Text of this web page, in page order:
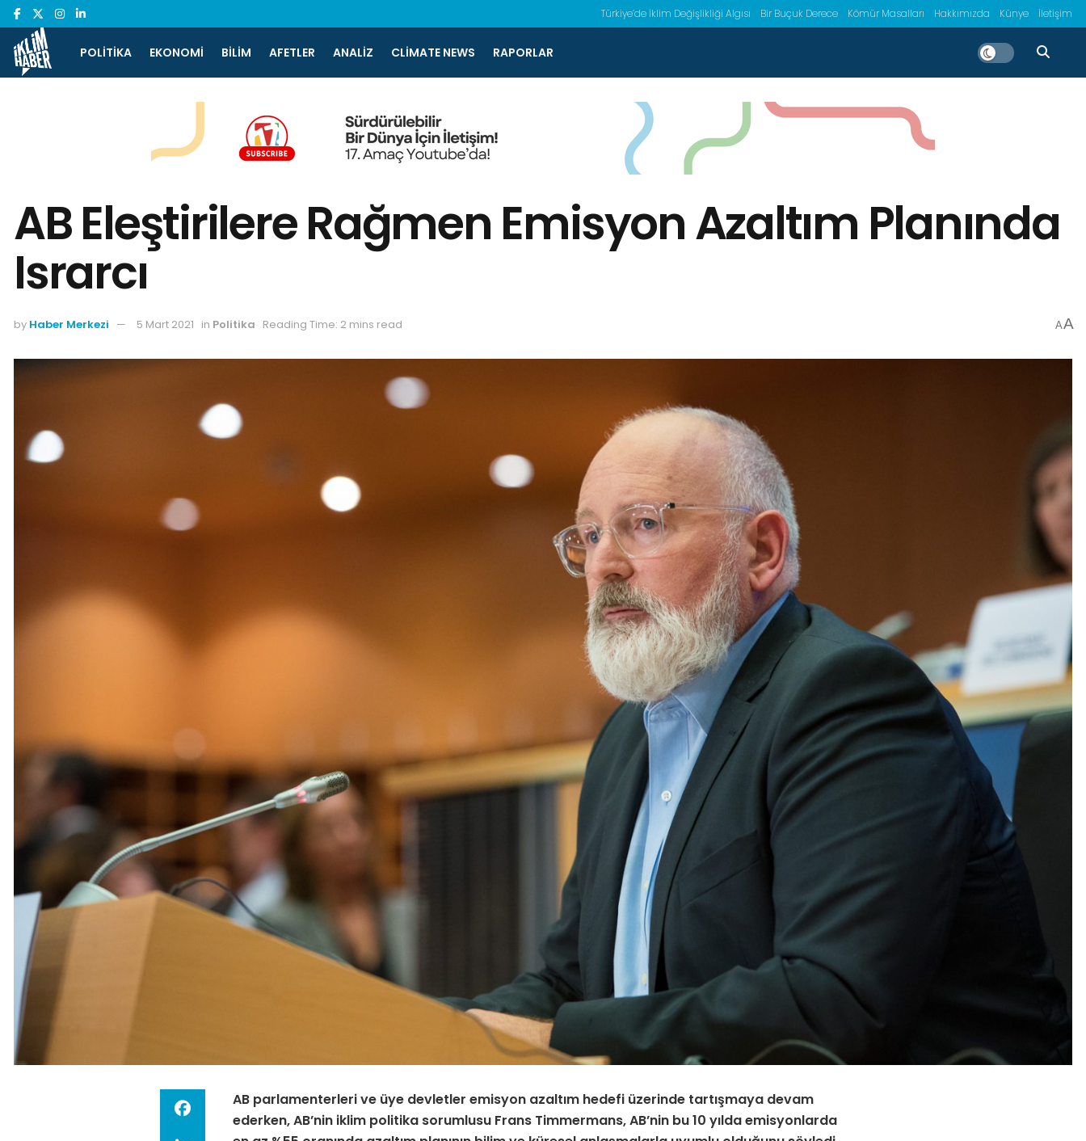
Türkiye’de İklim Değişlikliği Algısı Bir Buçuk Derece Kömür Masalları Hakkımızda Künye İletişim
POLITIKA EKONOMI BILIM AFETLER ANALIZ CLIMATE NEWS RAPORLAR
AB Eleştirilere Rağmen Emisyon Azaltım Planında
Israrcı
by Haber Merkezi 5 Mart 2021 in Politika Reading Time: 2 mins read AA
AB parlamenterleri ve üye devletler emisyon azaltım hedefi üzerinde tartışmaya devam
ederken, AB’nin iklim politika sorumlusu Frans Timmermans, AB’nin bu 10 yılda emisyonlarda